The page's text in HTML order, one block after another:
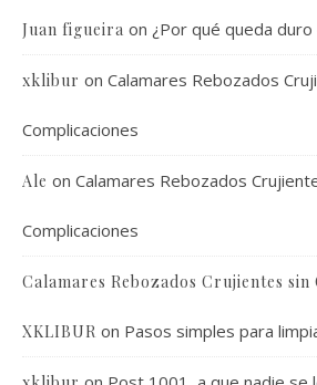
Juan figueira on ¿Por qué queda
xklibur on Calamares Rebozados
Complicaciones
Ale on Calamares Rebozados
Complicaciones
Calamares Rebozados Crujientes
XKLIBUR on Pasos simples para